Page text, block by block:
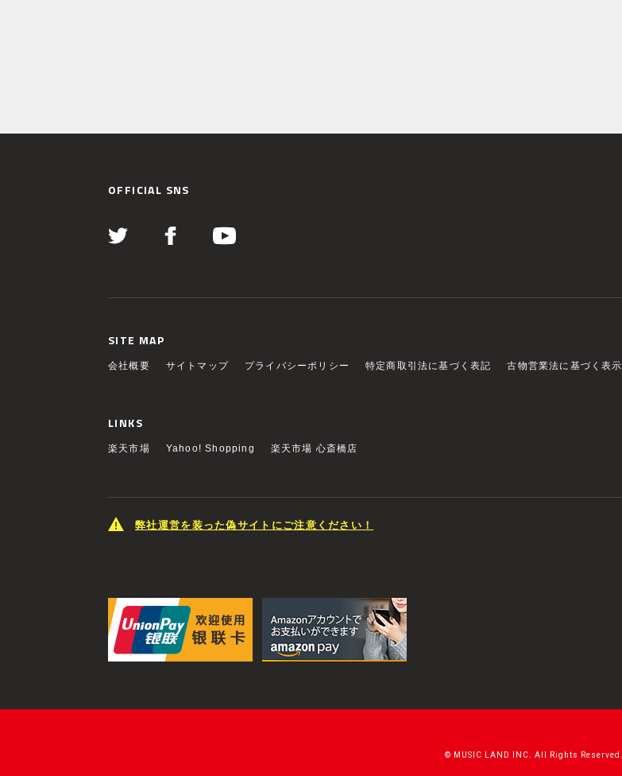
OFFICIAL SNS
SITE MAP
会社概要 サイトマップ プライバシーポリシー 特定商取引法に基づく表記 古物営業法に基づく表示
LINKS
楽天市場 Yahoo! Shopping 楽天市場 心斎橋店
弊社運営を装った偽サイトにご注意ください！
© MUSIC LAND INC. All Rights Reserved.